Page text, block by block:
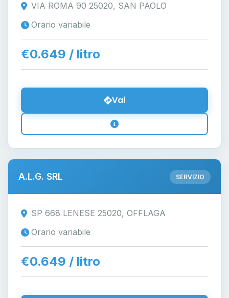
VIA ROMA 90 25020, SAN PAOLO
Orario variabile
€0.649 / litro
Vai
A.L.G. SRL SERVIZIO
SP 668 LENESE 25020, OFFLAGA
Orario variabile
€0.649 / litro